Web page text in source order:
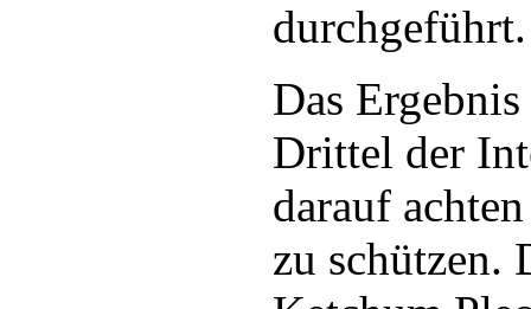
durchgeführt.
Das
Drittel der
darauf
zu schützen.